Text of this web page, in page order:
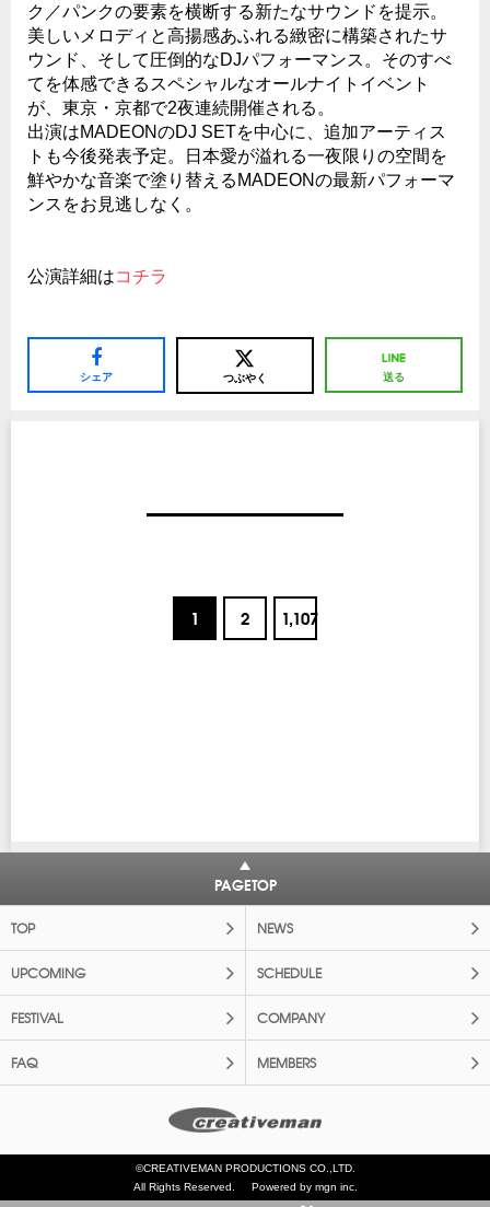
ク／パンクの要素を横断する新たなサウンドを提示。
美しいメロディと高揚感あふれる緻密に構築されたサ
ウンド、そして圧倒的なDJパフォーマンス。そのすべ
てを体感できるスペシャルなオールナイトイベント
が、東京・京都で2夜連続開催される。
出演はMADEONのDJ SETを中心に、追加アーティス
トも今後発表予定。日本愛が溢れる一夜限りの空間を
鮮やかな音楽で塗り替えるMADEONの最新パフォーマ
ンスをお見逃しなく。
公演詳細はコチラ
シェア つぶやく 送る
1 2 1,107
PAGETOP
TOP NEWS
UPCOMING SCHEDULE
FESTIVAL COMPANY
FAQ MEMBERS
©CREATIVEMAN PRODUCTIONS CO.,LTD.
All Rights Reserved.
Powered by mgn inc.